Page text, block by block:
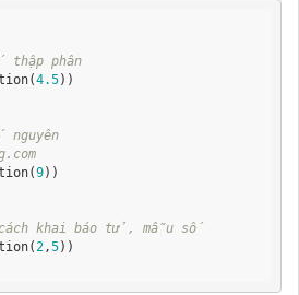
phân
4.5
9
cách khai báo tử, mẫu số
2,5